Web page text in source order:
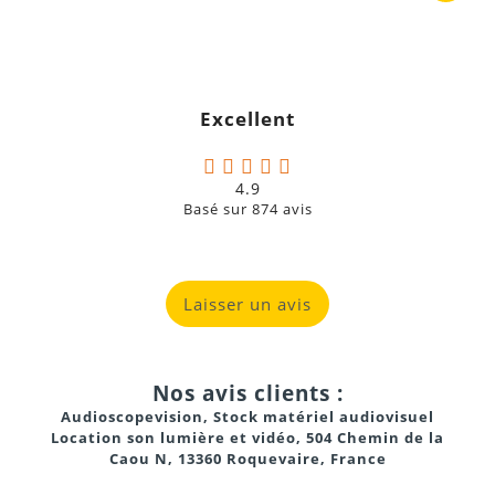
La traduction simultanée lors de conférences
L'assistance aux personnes malentendantes.
Excellent
4.9
Basé sur 874avis
Laisser un avis
Nos avis clients :
Audioscopevision, Stock matériel audiovisuel
Location son lumière et vidéo, 504 Chemin de la
Caou N, 13360 Roquevaire, France